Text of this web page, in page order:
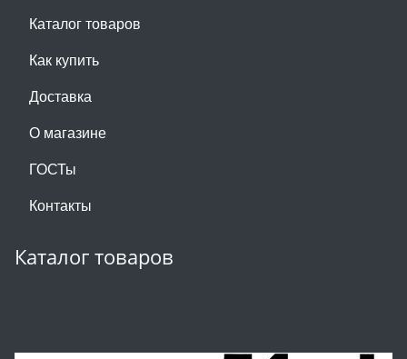
Каталог товаров
Как купить
Доставка
О магазине
ГОСТы
Контакты
Каталог товаров